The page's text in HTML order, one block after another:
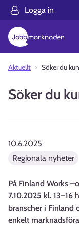
Logga in
Aktuellt Söker du
Söker du
10.6.2025
Regionala nyheter
På Finland Works
7.10.2025 kl.
branscher i Finland
enkelt